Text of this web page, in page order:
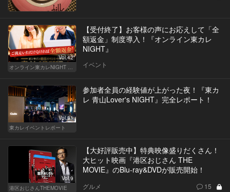
Vol.42
オンライン東カレNIGHT イベント募集
【受付終了】お客様の声にお応えして「全
額返金」制度導入！『オンライン東カレ
NIGHT』
イベント
Vol.31
東カレイベントレポート
参加者全員の経験値が上がった夜！『東カ
レ 青山Lover's NIGHT』完全レポート！
Vol.9
港区おじさんTHEMOVIE
【大好評販売中】特典映像盛りだくさん！
大ヒット映画『港区おじさん THE
MOVIE』のBlu-ray&DVDが販売開始！
グルメ 15